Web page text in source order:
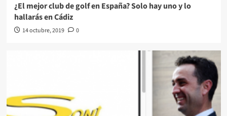
¿El mejor club de golf en España? Solo hay uno y lo
hallarás en Cádiz
14 octubre, 2019 0